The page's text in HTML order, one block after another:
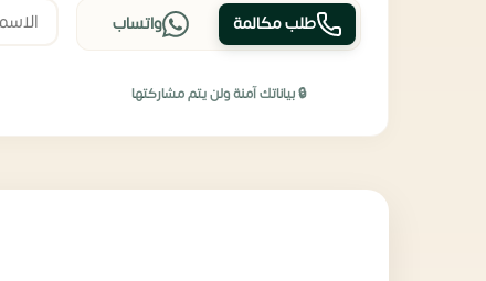
طلب مكالمة واتساب
🔒 بياناتك آمنة ولن يتم مشاركتها